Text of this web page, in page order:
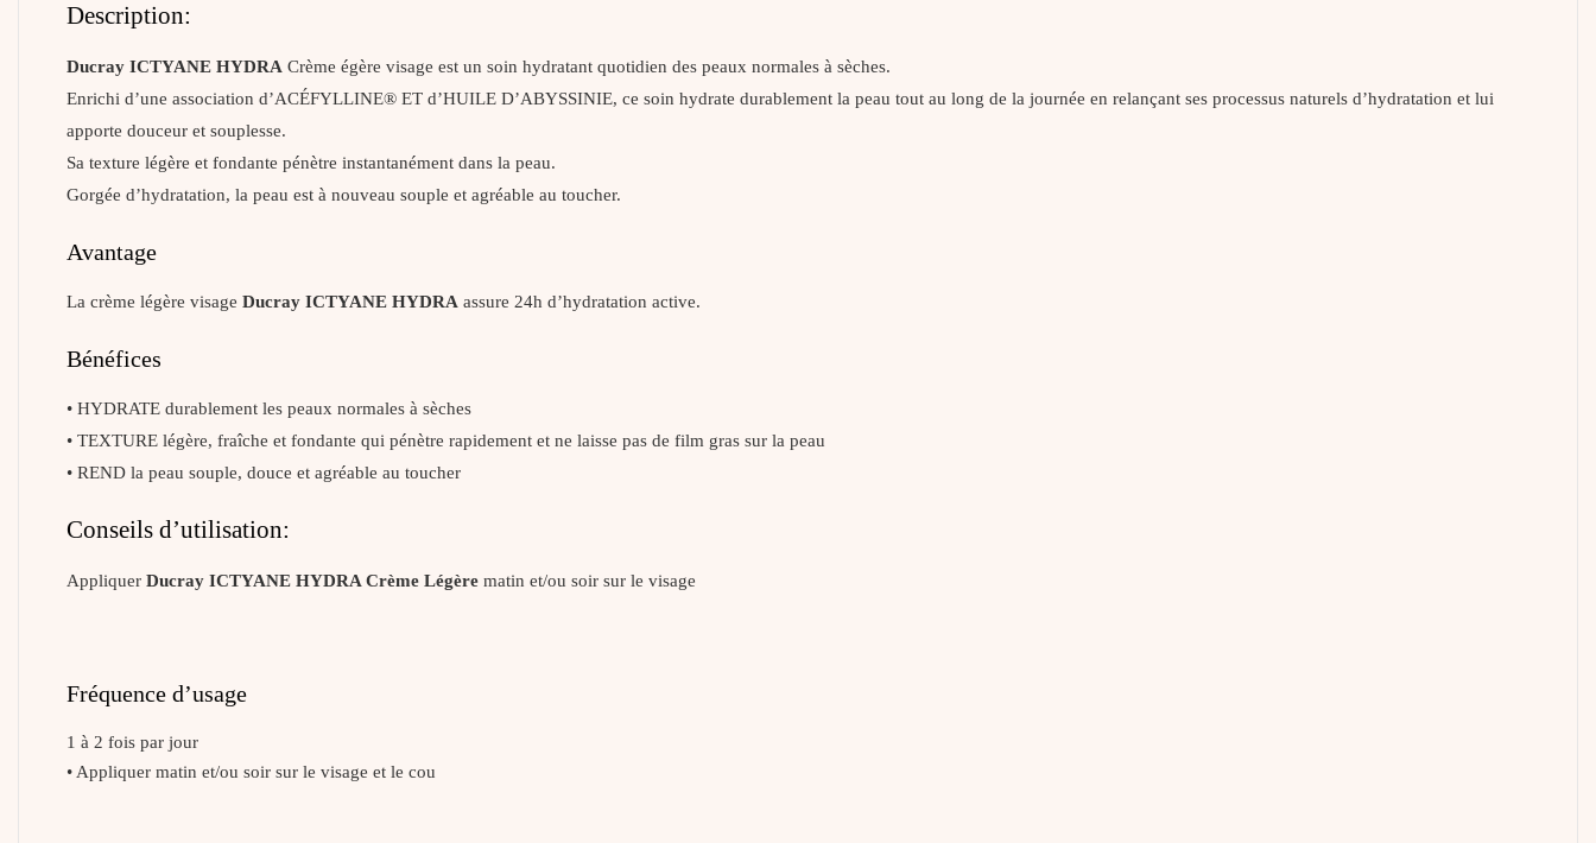
Description:
Ducray ICTYANE HYDRA Crème égère visage est un soin hydratant quotidien des peaux normales à sèches.
Enrichi d’une association d’ACÉFYLLINE® ET d’HUILE D’ABYSSINIE, ce soin hydrate durablement la peau tout au long de la journée en relançant ses processus naturels d’hydratation et lui
apporte douceur et souplesse.
Sa texture légère et fondante pénètre instantanément dans la peau.
Gorgée d’hydratation, la peau est à nouveau souple et agréable au toucher.
Avantage
La crème légère visage Ducray ICTYANE HYDRA assure 24h d’hydratation active.
Bénéfices
• HYDRATE durablement les peaux normales à sèches
• TEXTURE légère, fraîche et fondante qui pénètre rapidement et ne laisse pas de film gras sur la peau
• REND la peau souple, douce et agréable au toucher
Conseils d’utilisation:
Appliquer Ducray ICTYANE HYDRA Crème Légère matin et/ou soir sur le visage
Fréquence d’usage
1 à 2 fois par jour
• Appliquer matin et/ou soir sur le visage et le cou